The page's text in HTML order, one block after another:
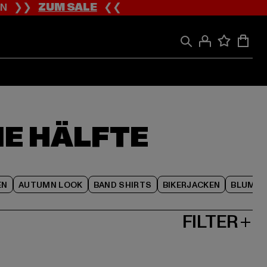
❯❯ZUM SALE❮❮
HÄLFTE
AUTUMN LOOK BAND SHIRTS BIKERJACKEN
FILTER